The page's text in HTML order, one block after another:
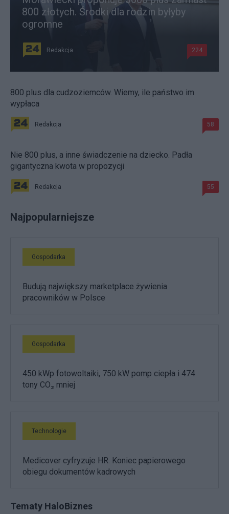
800 złotych. Środki dla rodzin byłyby
ogromne
Redakcja 224
800 plus dla cudzoziemców. Wiemy, ile państwo im
wypłaca
Redakcja 58
Nie 800 plus, a inne świadczenie na dziecko. Padła
gigantyczna kwota w propozycji
Redakcja 55
Najpopularniejsze
Gospodarka
Budują największy marketplace żywienia
pracowników w Polsce
Gospodarka
450 kWp fotowoltaiki, 750 kW pomp ciepła i 474
tony CO₂ mniej
Technologie
Medicover cyfryzuje HR. Koniec papierowego
obiegu dokumentów kadrowych
Tematy HaloBiznes